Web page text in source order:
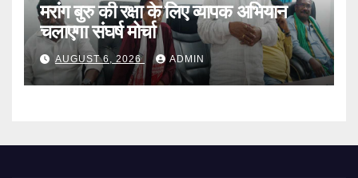
मरांग बुरु की रक्षा के लिए व्यापक अभियान
चलाएगा संघर्ष मोर्चा
AUGUST 6, 2026 ADMIN